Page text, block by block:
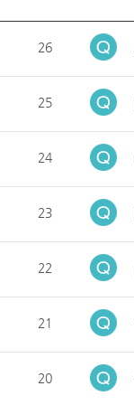
26
25
24
23
22
21
20